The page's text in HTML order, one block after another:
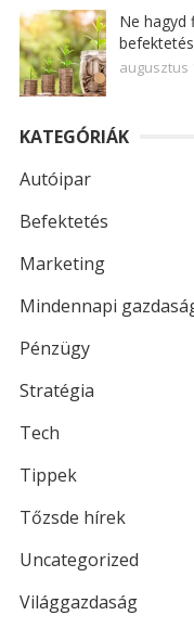
Ne hagyd
augusztus
KATEGÓRIÁK
Autóipar
Befektetés
Marketing
Mindennapi
Pénzügy
Stratégia
Tech
Tippek
Tőzsde hírek
Uncategorized
Világgazdaság